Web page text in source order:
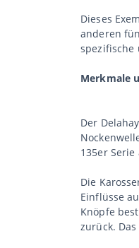
Dieses
anderen
spezifische
Merkmale
Der
135er
Die
Einflüsse
Knöpfe
zurück.